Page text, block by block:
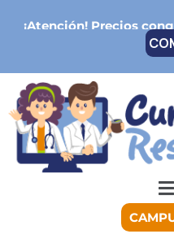
¡Atención!Precios